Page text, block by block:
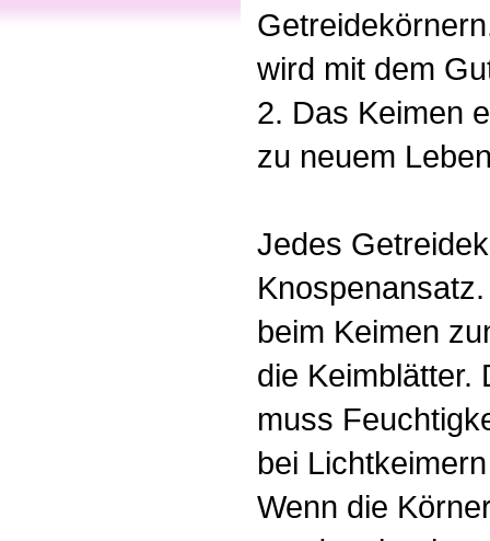
wird mit dem
2. Das Keimen
zu neuem
Jedes
beim Keimen
die Keimblätter.
muss
bei
Wenn die